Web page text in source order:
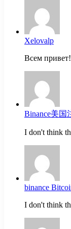
Xelovalp
Всем
Binance美国
I don't think
binance
I don't think